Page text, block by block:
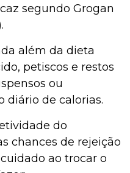
segundo Grogan
além da dieta
petiscos e restos
ou
diário de calorias.
do
chances de rejeição
ao trocar o